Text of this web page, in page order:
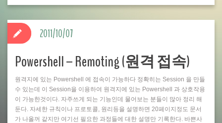
Powershell – Remoting (원격 접속)
원격지에 있는 Powershell 에 접속이 가능하다 정확히는 Session 을 만들
수 있는데 이 Session을 이용하여 원격지에 있는 Powershell 과 상호작용
이 가능한것이다. 자주쓰게 되는 기능인데 물어보는 분들이 많아 정리 해
둔다. 자세한 규칙이나 프로토콜, 원리등을 설명하면 20페이지정도 문서
가 나올꺼 같지만 여기선 필요한 과정들에 대한 설명만 기록한다. 바쁜사
2011/10/07